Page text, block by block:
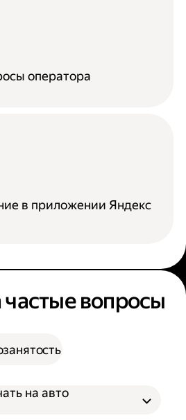
оператора
в приложении Яндекс
вопросы
на авто